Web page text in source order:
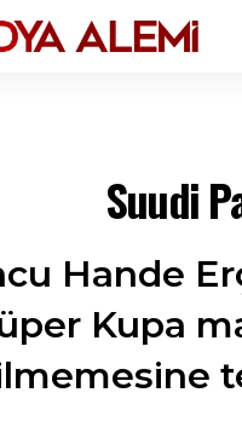
Suudi
Hande
Kupa